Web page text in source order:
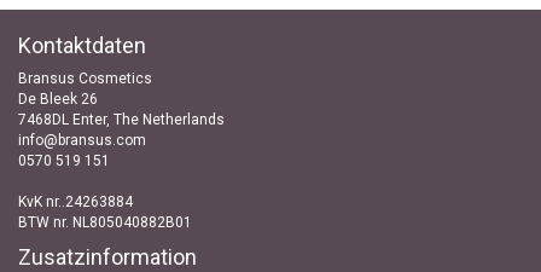
Kontaktdaten
Bransus Cosmetics
De Bleek 26
7468DL Enter, The Netherlands
info@bransus.com
0570 519 151
KvK nr..24263884
BTW nr. NL805040882B01
Zusatzinformation